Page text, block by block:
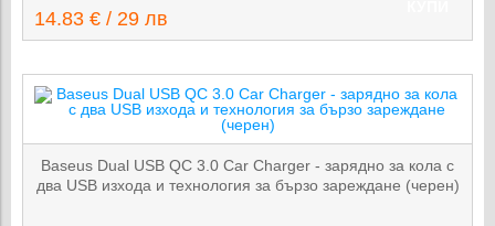
14.83 € / 29 лв
Baseus Dual USB QC 3.0 Car Charger - зарядно за кола с
два USB изхода и технология за бързо зареждане (черен)